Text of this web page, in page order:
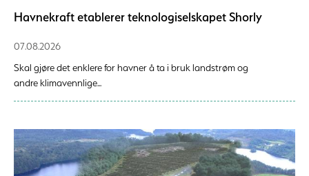
Havnekraft etablerer teknologiselskapet Shorly
07.08.2026
Skal gjøre det enklere for havner å ta i bruk landstrøm og
andre klimavennlige...